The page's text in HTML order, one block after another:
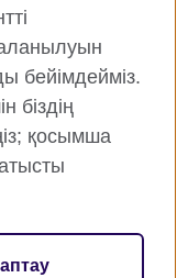
бейімдейміз.
біздің
қосымша